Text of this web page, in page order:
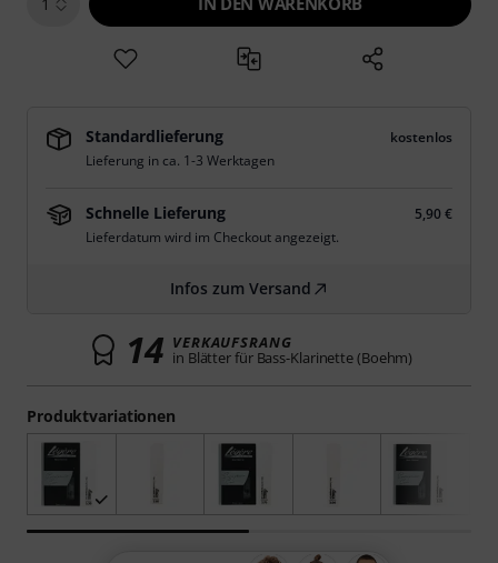
Produktvariationen
Standardlieferung
kostenlos
Lieferung in ca. 1-3 Werktagen
Schnelle Lieferung
5,90 €
Lieferdatum wird im Checkout angezeigt.
Infos zum Versand
14 VERKAUFSRANG
in Blätter für Bass-Klarinette (Boehm)